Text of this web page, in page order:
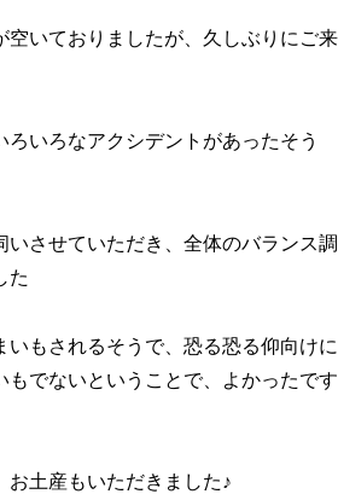
空いておりましたが、久しぶりにご来
ろいろなアクシデントがあったそう
いさせていただき、全体のバランス調
た
いもされるそうで、恐る恐る仰向けに
もでないということで、よかったです
お土産もいただきました♪